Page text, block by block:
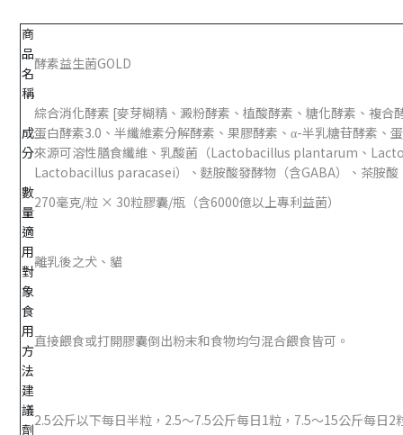
商
品
名
稱
酵素益生菌GOLD
成
分
綜合消化酵素 [麥芽糊精、澱粉酵素、植酸酵素、糖化酵素、複
蛋白酵素3.0、半纖維素分解酵素、果膠酵素、α-半乳糖苷酵素、
來源可溶性膳食纖維、乳酸菌（Lactobacillus plantarum、
Lactobacillus paracasei）、麩胺酸發酵物（含GABA）、茶胺酸
數
量
270毫克/粒 × 30粒膠囊/瓶（含6000億以上專利益菌）
適
用
對
象
離乳後之犬、貓
食
用
方
法
直接餵食或打開膠囊倒出粉末和食物均勻混合餵食皆可。
建
議
劑
2.5公斤以下每日半粒，2.5～7.5公斤每日1粒，7.5～15公斤每日